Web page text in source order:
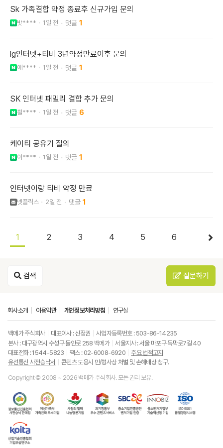
Sk 가족결합 약정 종료후 신규가입 문의
밧**** 1일 전 1
lg인터넷+티비 3년약정만료이후 문의
애**** 1일 전 1
SK 인터넷 패밀리 결합 추가 문의
휠**** 1일 전 6
케이티 공유기 질의
이**** 1일 전 1
인터넷이랑 티비 약정 만료
넷플릭스 2일 전 1
1 2 3 4 5 6
검색 질문하기
회사소개 이용약관 개인정보처리방침 연구실
백메가 주식회사 대표이사 : 신정권
사업자등록번호 : 503-86-14235
본사 : 대구광역시 수성구 들안로 258 백메가
서울지사 : 서울 마포구 독막로7길 40
대표전화 : 1544-5823
팩스 : 02-6008-6920
주요 법적고지
유선통신 사전승낙서
콘텐츠 도용시 민/형사상 처벌 및 손해배상 청구.
Copyright © 2008 ~ 2026 백메가 주식회사. 모든 권리 보유.
정
보
신
진
흥
가
랑
의
열
통
중
소
기
업
중
소
벤
처
ISO9001
경
국
산
업